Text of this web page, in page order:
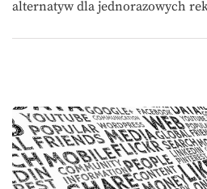
alternatyw dla jednorazowych